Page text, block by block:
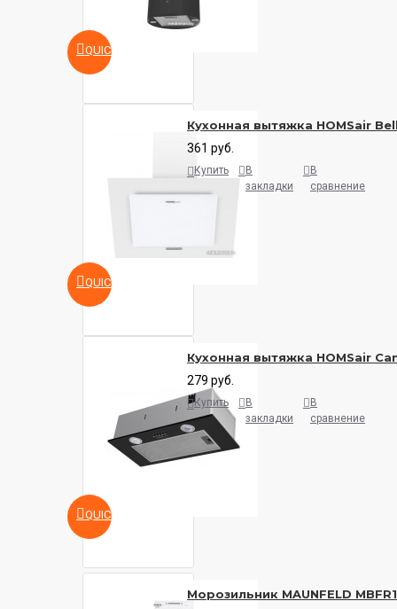
QUICKVIEW
QUICKVIEW
Кухонная вытяжка HOMSair
361 руб.
Купить
В
закладки
В
сравнение
QUICKVIEW
Кухонная вытяжка HOMSair
279 руб.
Купить
В
закладки
В
сравнение
Морозильник MAUNFELD